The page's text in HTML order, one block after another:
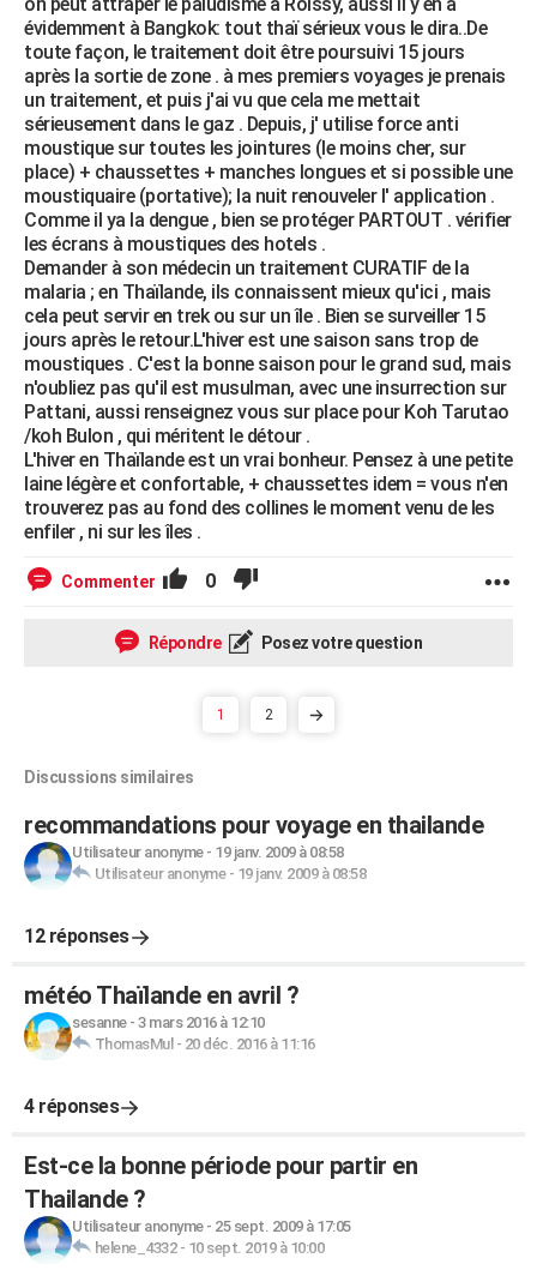
évidemment à Bangkok: tout thaï sérieux vous le dira..De
toute façon, le traitement doit être poursuivi 15 jours
après la sortie de zone . à mes premiers voyages je prenais
un traitement, et puis j'ai vu que cela me mettait
sérieusement dans le gaz . Depuis, j' utilise force anti
moustique sur toutes les jointures (le moins cher, sur
place) + chaussettes + manches longues et si possible une
moustiquaire (portative); la nuit renouveler l' application .
Comme il ya la dengue , bien se protéger PARTOUT . vérifier
les écrans à moustiques des hotels .
Demander à son médecin un traitement CURATIF de la
malaria ; en Thaïlande, ils connaissent mieux qu'ici , mais
cela peut servir en trek ou sur un île . Bien se surveiller 15
jours après le retour.L'hiver est une saison sans trop de
moustiques . C'est la bonne saison pour le grand sud, mais
n'oubliez pas qu'il est musulman, avec une insurrection sur
Pattani, aussi renseignez vous sur place pour Koh Tarutao
/koh Bulon , qui méritent le détour .
L'hiver en Thaïlande est un vrai bonheur. Pensez à une petite
laine légère et confortable, + chaussettes idem = vous n'en
trouverez pas au fond des collines le moment venu de les
enfiler , ni sur les îles .
Commenter 0
Répondre Posez votre question
1 2
Discussions similaires
recommandations pour voyage en thailande
Utilisateur anonyme- 19 janv. 2009 à 08:58
Utilisateur anonyme- 19 janv. 2009 à 08:58
12 réponses
météo Thaïlande en avril ?
sesanne- 3 mars 2016 à 12:10
ThomasMul - 20 déc. 2016 à 11:16
4 réponses
Est-ce la bonne période pour partir en
Thailande ?
Utilisateur anonyme- 25 sept. 2009 à 17:05
helene_4332- 10 sept. 2019 à 10:00